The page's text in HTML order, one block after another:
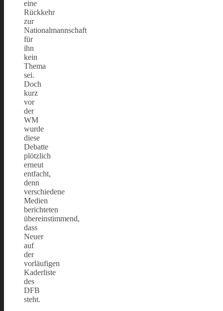
eine
Rückkehr
zur
Nationalmannschaft
für
ihn
kein
Thema
sei.
Doch
kurz
vor
der
WM
wurde
diese
Debatte
plötzlich
erneut
entfacht,
denn
verschiedene
Medien
berichteten
übereinstimmend,
dass
Neuer
auf
der
vorläufigen
Kaderliste
des
DFB
steht.